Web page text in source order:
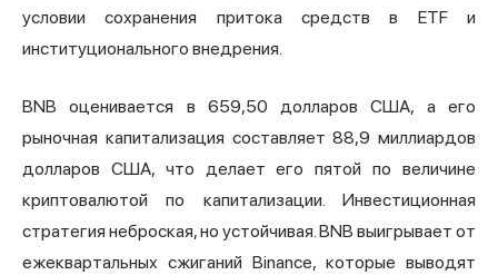
условии сохранения притока средств в ETF и
институционального внедрения.
BNB оценивается в 659,50 долларов США, а его
рыночная капитализация составляет 88,9 миллиардов
долларов США, что делает его пятой по величине
криптовалютой по капитализации. Инвестиционная
стратегия неброская, но устойчивая. BNB выигрывает от
ежеквартальных сжиганий Binance, которые выводят